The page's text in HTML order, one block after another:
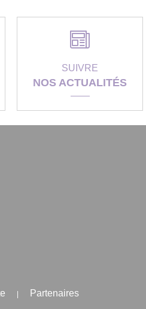
SUIVRE
NOS ACTUALITÉS
Partenaires